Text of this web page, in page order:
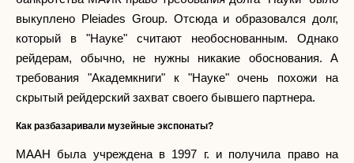
выкуплено Pleiades Group. Отсюда и образовался долг,
который в "Науке" считают необоснованным. Однако
рейдерам, обычно, не нужны никакие обоснования. А
требования "Академкниги" к "Науке" очень похожи на
скрытый рейдерский захват своего бывшего партнера.
Как разбазаривали музейные экспонаты?
МААН была учреждена в 1997 г. и получила право на